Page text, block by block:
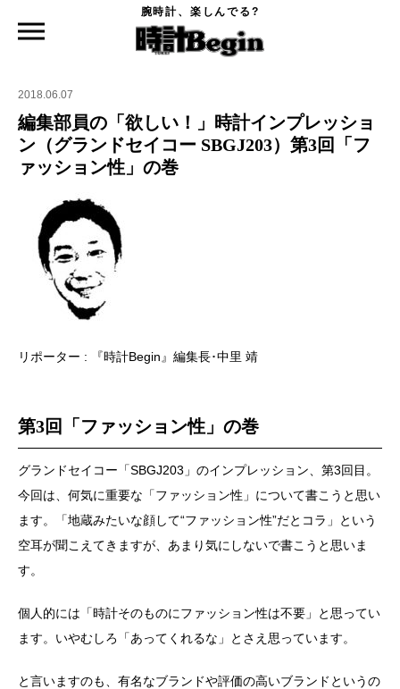
腕時計、楽しんでる?
編集部員の「欲しい！」時計インプレッション（グランドセイコー SBGJ203）第3回
2018.06.07
編集部員の「欲しい！」時計インプレッショ
ン（グランドセイコー SBGJ203）第3回「フ
ァッション性」の巻
リポーター : 『時計Begin』編集長･中里 靖
第3回「ファッション性」の巻
グランドセイコー「SBGJ203」のインプレッション、第3回目。
今回は、何気に重要な「ファッション性」について書こうと思い
ます。「地蔵みたいな顔して“ファッション性”だとコラ」という
空耳が聞こえてきますが、あまり気にしないで書こうと思いま
す。
個人的には「時計そのものにファッション性は不要」と思ってい
ます。いやむしろ「あってくれるな」とさえ思っています。
と言いますのも、有名なブランドや評価の高いブランドというの